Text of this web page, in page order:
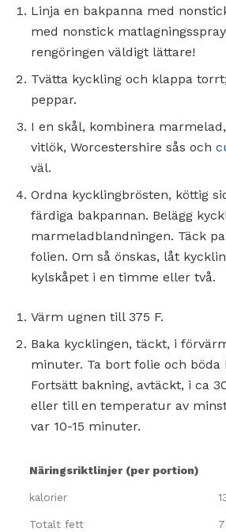
Linja en bakpanna med
med nonstick
rengöringen väldigt lättare!
Tvätta kyckling och klappa
peppar.
I en skål, kombinera
vitlök, Worcestershire sås och
väl.
Ordna kycklingbrösten, köttig
färdiga bakpannan. Belägg
marmeladblandningen. Täck
folien. Om så önskas, låt
kylskåpet i en timme eller två.
Värm ugnen till 375 F.
Baka kycklingen, täckt, i
minuter. Ta bort folie och böda
Fortsätt bakning, avtäckt, i ca
eller till en temperatur av
var 10-15 minuter.
Näringsriktlinjer (per portion)
kalorier
Totalt fett